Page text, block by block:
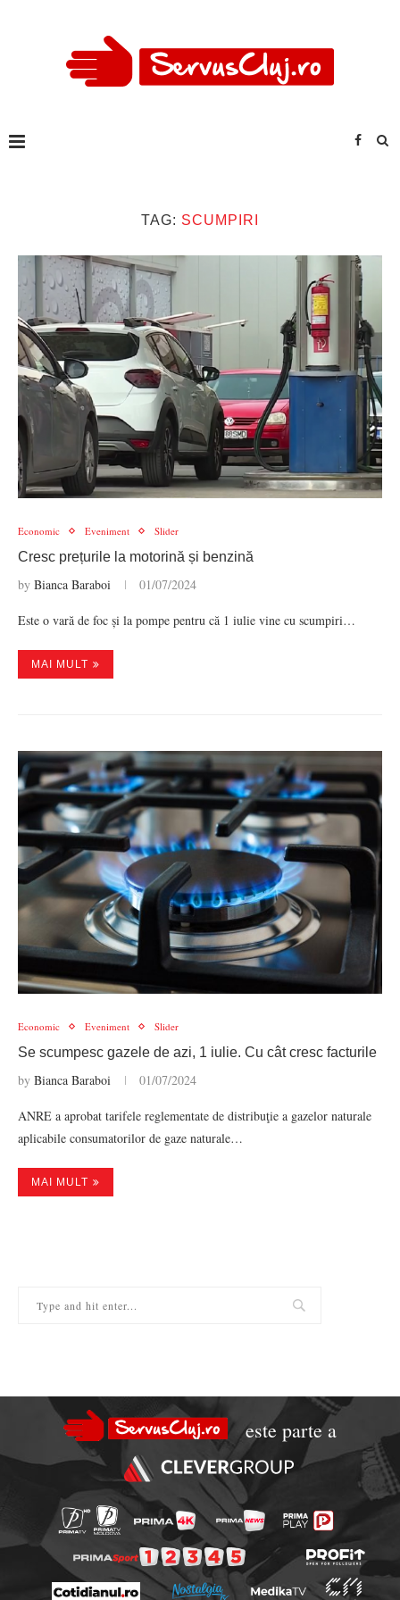
TAG: SCUMPIRI
Economic Eveniment Slider
Cresc prețurile la motorină și benzină
by Bianca Baraboi 01/07/2024
Este o vară de foc și la pompe pentru că 1 iulie vine cu scumpiri…
MAI MULT
Economic Eveniment Slider
Se scumpesc gazele de azi, 1 iulie. Cu cât cresc facturile
by Bianca Baraboi 01/07/2024
ANRE a aprobat tarifele reglementate de distribuţie a gazelor naturale
aplicabile consumatorilor de gaze naturale…
MAI MULT
este parte a